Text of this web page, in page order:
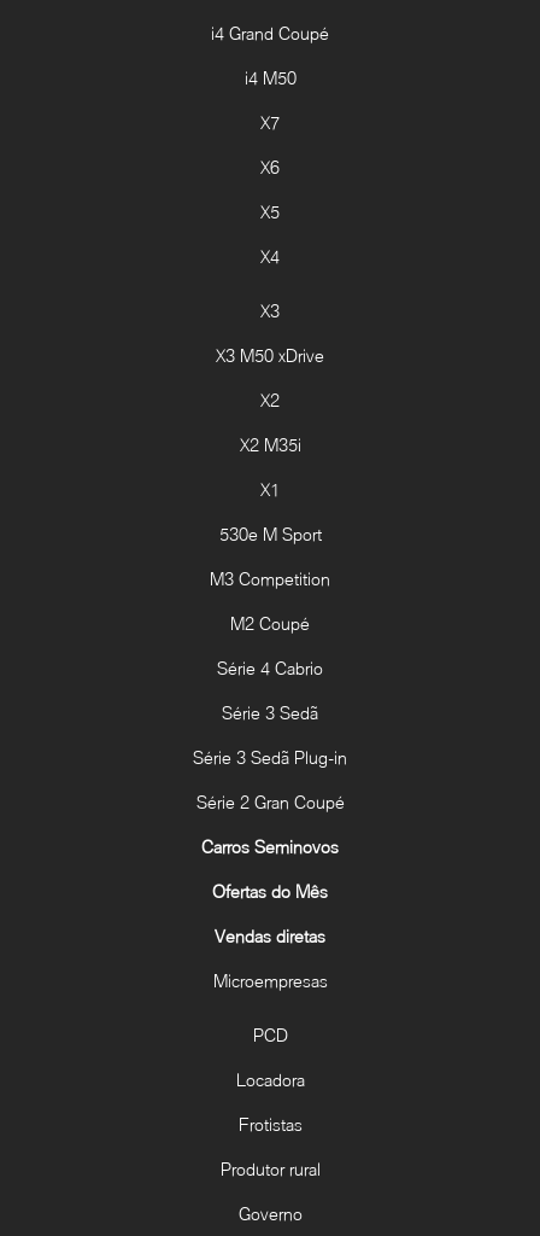
i4 Grand Coupé
i4 M50
X7
X6
X5
X4
X3
X3 M50 xDrive
X2
X2 M35i
X1
530e M Sport
M3 Competition
M2 Coupé
Série 4 Cabrio
Série 3 Sedã
Série 3 Sedã Plug-in
Série 2 Gran Coupé
Carros Seminovos
Ofertas do Mês
Vendas diretas
Microempresas
PCD
Locadora
Frotistas
Produtor rural
Governo